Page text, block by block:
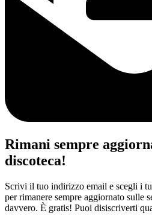
Rimani sempre
discoteca!
Scrivi il tuo indirizzo email e scegli i
per rimanere sempre aggiornato sulle
davvero. È gratis! Puoi disiscriverti